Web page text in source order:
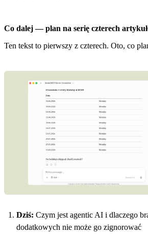
Co dalej — plan na serię czterech
Ten tekst to pierwszy z czterech. Oto, co
Dziś: Czym jest agentic AI i dlaczego
dodatkowych nie może go zignorować